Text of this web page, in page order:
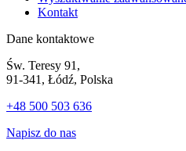
Kontakt
Dane kontaktowe
Św. Teresy 91,
91-341, Łódź, Polska
+48 500 503 636
Napisz do nas